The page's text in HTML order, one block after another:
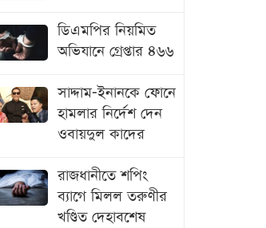
ডিএমপির নিয়মিত
অভিযানে গ্রেপ্তার ৪৬৬
সাদ্দাম-ইনানকে ফোনে
হামলার নির্দেশ দেন
ওবায়দুল কাদের
রাজধানীতে শপিং
ব্যাগে মিলল তরুণীর
খণ্ডিত দেহাবশেষ